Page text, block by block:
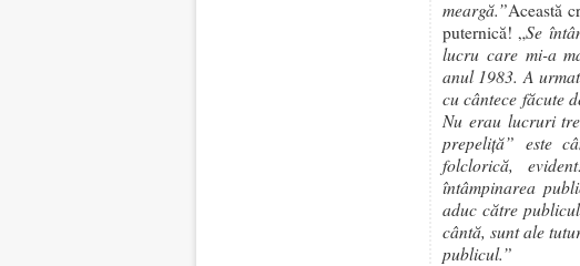
meargă.”Această
puternică! „Se
lucru care mi-a
anul 1983. A
cu cântece făcute
Nu erau lucruri
prepeliţă” este
folclorică,
întâmpinarea
aduc către
cântă, sunt ale
publicul.”